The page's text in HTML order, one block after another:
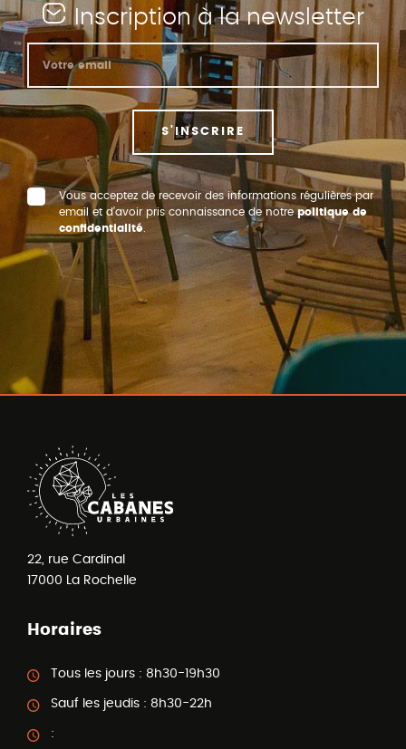
Inscription à la newsletter
S'INSCRIRE
Vous acceptez de recevoir des informations régulières par
email et d’avoir pris connaissance de notrepolitique de
confidentialité
22, rue Cardinal
17000 La Rochelle
Horaires
Tous les jours : 8h30-19h30
Sauf les jeudis : 8h30-22h
: